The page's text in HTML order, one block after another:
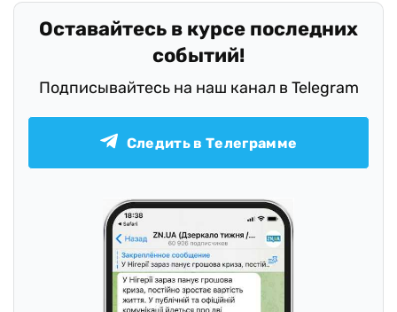
Оставайтесь в курсе последних
событий!
Подписывайтесь на наш канал в Telegram
Следить в Телеграмме